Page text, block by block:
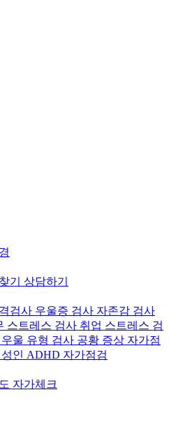
기 상담하기
검사 우울증 검사 자존감 검사
스트레스 검사 취업 스트레스 검
우울 유형 검사 공황 증상 자가점
성인 ADHD 자가점검
자가체크